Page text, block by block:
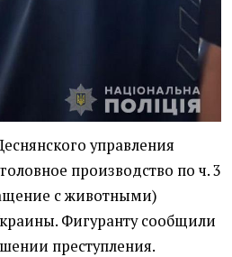
управления
производство по ч. 3
с животными)
Фигуранту сообщили
преступления.